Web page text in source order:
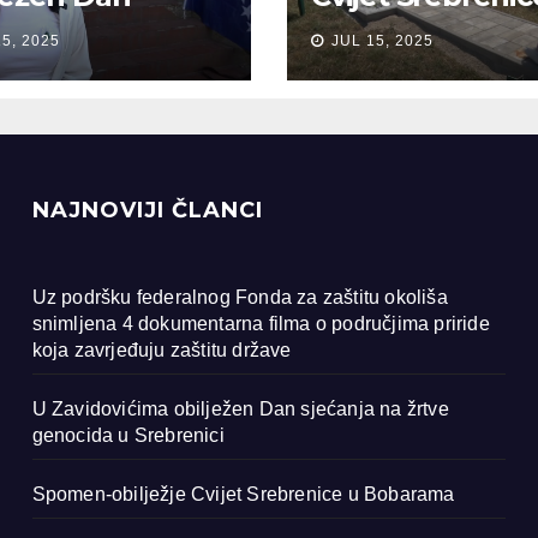
na žrtve
u
2025
Bobarama
JUL 15, 2025
NAJNOVIJI ČLANCI
Uz podršku federalnog Fonda za zaštitu okoliša
snimljena 4 dokumentarna filma o područjima priride
koja zavrjeđuju zaštitu države
U Zavidovićima obilježen Dan sjećanja na žrtve
genocida u Srebrenici
Spomen-obilježje Cvijet Srebrenice u Bobarama